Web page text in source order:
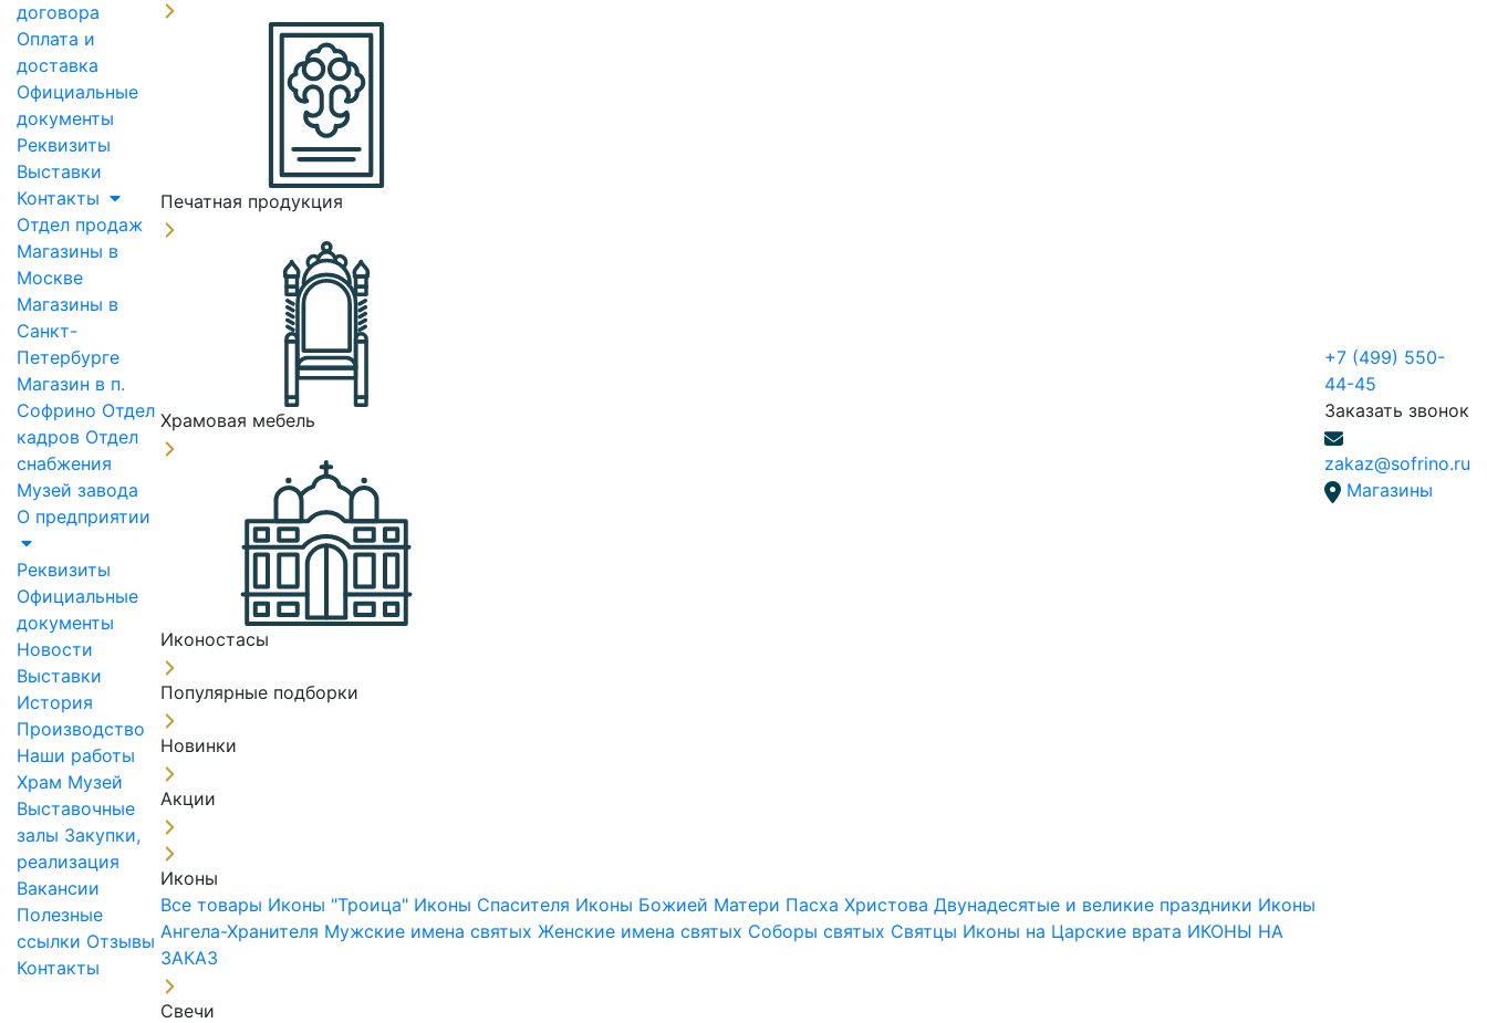
договора
Оплата и
доставка
Официальные
документы
Реквизиты
Выставки
Контакты
Отдел продаж
Магазины в
Москве
Магазины в
Санкт-
Петербурге
Магазин в п.
Софрино Отдел
кадров Отдел
снабжения
Музей завода
О предприятии
Реквизиты
Официальные
документы
Новости
Выставки
История
Производство
Наши работы
Храм Музей
Выставочные
залы Закупки,
реализация
Вакансии
Полезные
ссылки Отзывы
Контакты
Печатная продукция
Храмовая мебель
Иконостасы
Популярные подборки
Новинки
Акции
Иконы
Все товары Иконы "Троица" Иконы Спасителя Иконы Божией Матери Пасха ХристоваДвунадесятые и великие праздники Иконы
Ангела-Хранителя Мужские имена святыхЖенские имена святых Соборы святых Святцы Иконы на Царские врата ИКОНЫ НА
ЗАКАЗ
Свечи
+7 (499) 550-
44-45
Заказать звонок
zakaz@sofrino.ru
Магазины